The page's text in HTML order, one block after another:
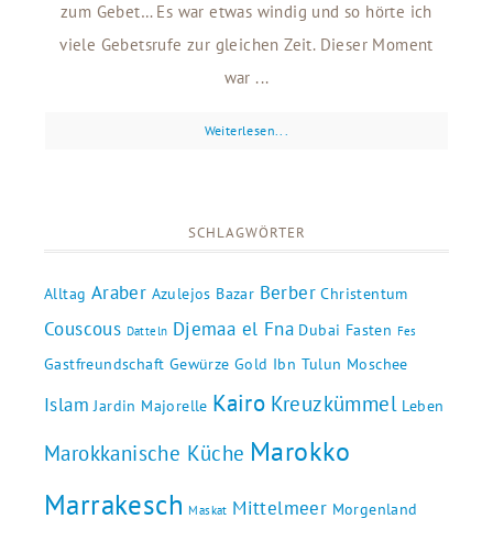
zum Gebet… Es war etwas windig und so hörte ich
viele Gebetsrufe zur gleichen Zeit. Dieser Moment
war ...
Weiterlesen...
SCHLAGWÖRTER
Alltag Araber Azulejos Bazar Berber Christentum
Couscous Datteln Djemaa el Fna Dubai Fasten Fes
Gastfreundschaft Gewürze Gold Ibn Tulun Moschee
Islam Jardin Majorelle Kairo Kreuzkümmel Leben
Marokkanische Küche Marokko
Marrakesch Maskat Mittelmeer Morgenland